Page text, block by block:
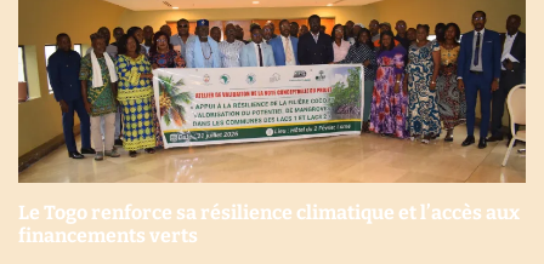
Le Togo renforce sa résilience climatique et l’accès aux
financements verts